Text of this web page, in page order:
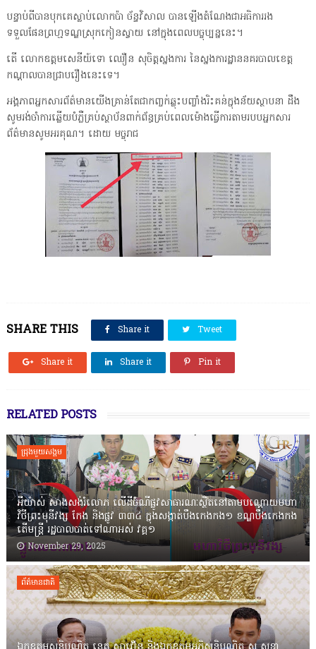
បន្ទាប់ពីបានបុកគេស្លាប់លោកប៉ា ច័ន្ទវិសាល បានឡើងតំណែងជាអធិការរង
ទទួលផែនព្រហ្មទណ្ឌស្រុកកៀនស្វាយ នៅក្នុងពេលបច្ចុប្បន្ននេះ។
តើ លោកឧត្តមសេនីយ៍ទោ ឈឿន សុចិត្តស្នងការ នៃស្នងការដ្ឋាននគរបាលខេត្ត
កណ្ដាលបានជ្រាបរឿងនេះទេ។
អង្គភាពអ្នកសារព័ត៌មានយើងគ្រាន់តែជាកញ្ចក់ឆ្លុះបញ្ចាំងរិះគន់ក្នុងន័យស្ថាបនា ដឹង
សូមរង់ចាំការឆ្លើយបំភ្លឺគ្រប់ស្ថាប័នពាក់ព័ន្ធគ្រប់ពេលម៉ោងធ្វើការតាមរបបអ្នកសារ
ព័ត៌មានសូមអរគុណ។ ដោយ មច្ចុរាជ
SHARE THIS Share it Tweet
Share it Share it Pin it
RELATED POSTS
ជ្រុងមួយសង្គម
អីយ៉ាស់ សាងសង់រំលោភ លើដីចំណីផ្លូវសាធារណៈស្ថិតនៅតាមបណ្ដោយមហា
វិថីព្រះមុនីវង្ស កែង និងផ្លូវ ៣៣៤ ក្នុងសង្កាត់បឹងកេងកង១ ខណ្ឌបឹងកេងកង
តើមន្ត្រី រដ្ឋបាលបាត់ទៅណាអស់ វគ្គ១
November 29, 2025
ព័ត៌មានជាតិ